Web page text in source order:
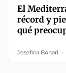
El
récord y
qué
Josefina Bonari